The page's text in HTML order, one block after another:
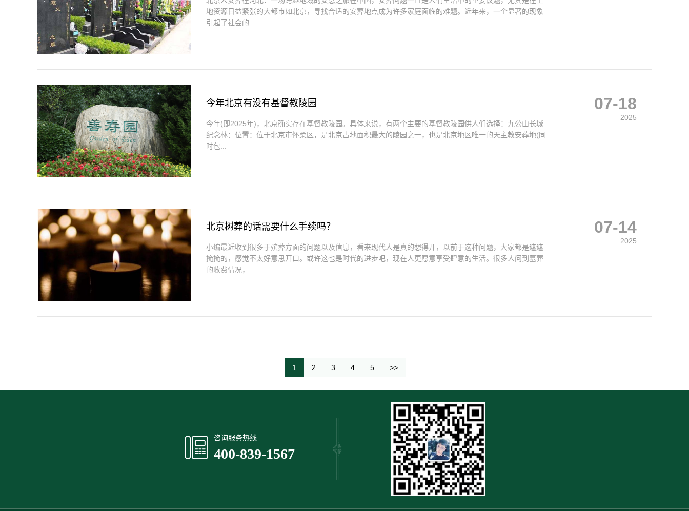
地资源日益紧张的大都市如北京，寻找合适的安葬地点成为许多家庭面临的难题。近年来，一个显著的现象
引起了社会的...
今年北京有没有基督教陵园
今年(即2025年)，北京确实存在基督教陵园。具体来说，有两个主要的基督教陵园供人们选择：九公山长城
纪念林：位置：位于北京市怀柔区，是北京占地面积最大的陵园之一，也是北京地区唯一的天主教安葬地(同
时包...
07-18
2025
北京树葬的话需要什么手续吗？
小编最近收到很多于殡葬方面的问题以及信息，看来现代人是真的想得开，以前于这种问题，大家都是遮遮
掩掩的，感觉不太好意思开口。或许这也是时代的进步吧，现在人更愿意享受肆意的生活。很多人问到墓葬
的收费情况，...
07-14
2025
1 2 3 4 5 >>
咨询服务热线
400-839-1567